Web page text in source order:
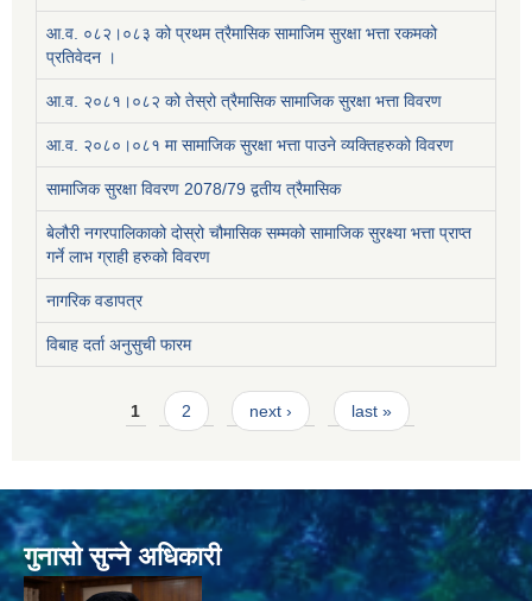
आ.व. ०८२।०८३ को प्रथम त्रैमासिक सामाजिम सुरक्षा भत्ता रकमको
प्रतिवेदन ।
आ.व. २०८१।०८२ को तेस्रो त्रैमासिक सामाजिक सुरक्षा भत्ता विवरण
आ.व. २०८०।०८१ मा सामाजिक सुरक्षा भत्ता पाउने व्यक्तिहरुको विवरण
सामाजिक सुरक्षा विवरण 2078/79 द्वतीय त्रैमासिक
बेलौरी नगरपालिकाको दोस्रो चौमासिक सम्मको सामाजिक सुरक्ष्या भत्ता प्राप्त
गर्ने लाभ ग्राही हरुको विवरण
नागरिक वडापत्र
विबाह दर्ता अनुसुची फारम
Pages1 2 next › last »
गुनासो सुन्ने अधिकारी